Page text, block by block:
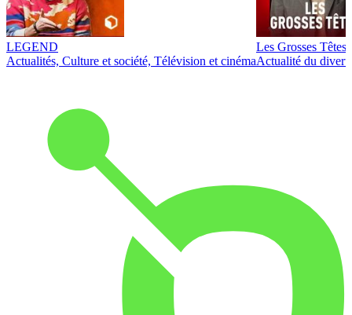
LEGEND
Actualités, Culture et société, Télévision et cinéma
Les Grosses Têtes
Actualité du